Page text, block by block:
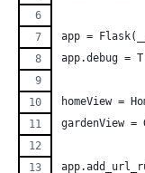
app =
app.debug =
homeView =
gardenView =